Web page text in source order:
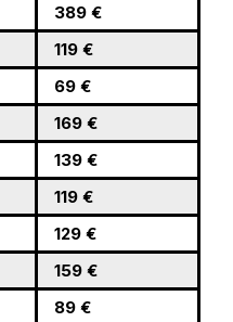
389 €
119 €
69 €
169 €
139 €
119 €
129 €
159 €
89 €